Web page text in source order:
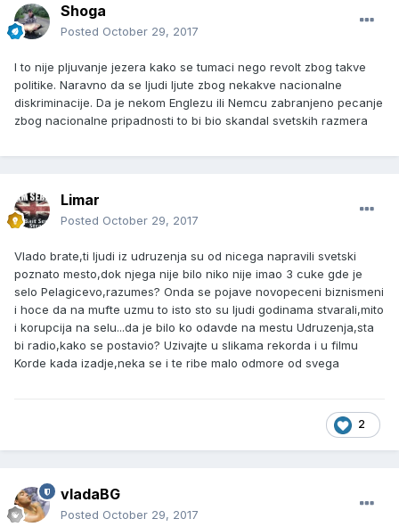
Shoga
Posted October 29, 2017
I to nije pljuvanje jezera kako se tumaci nego revolt zbog takve
politike. Naravno da se ljudi ljute zbog nekakve nacionalne
diskriminacije. Da je nekom Englezu ili Nemcu zabranjeno pecanje
zbog nacionalne pripadnosti to bi bio skandal svetskih razmera
Limar
Posted October 29, 2017
Vlado brate,ti ljudi iz udruzenja su od nicega napravili svetski
poznato mesto,dok njega nije bilo niko nije imao 3 cuke gde je
selo Pelagicevo,razumes? Onda se pojave novopeceni biznismeni
i hoce da na mufte uzmu to isto sto su ljudi godinama stvarali,mito
i korupcija na selu...da je bilo ko odavde na mestu Udruzenja,sta
bi radio,kako se postavio? Uzivajte u slikama rekorda i u filmu
Korde kada izadje,neka se i te ribe malo odmore od svega
2
vladaBG
Posted October 29, 2017